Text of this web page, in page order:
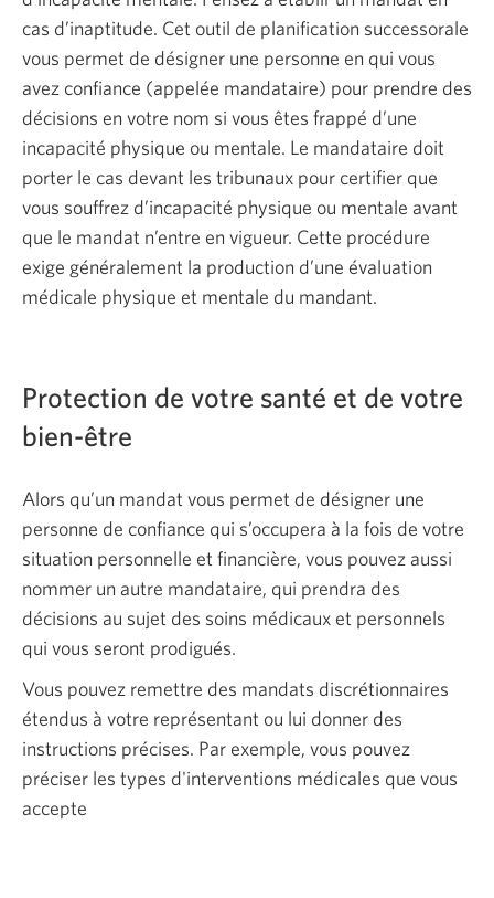
cas d’inaptitude. Cet outil de planification successorale
vous permet de désigner une personne en qui vous
avez confiance (appelée mandataire) pour prendre des
décisions en votre nom si vous êtes frappé d’une
incapacité physique ou mentale. Le mandataire doit
porter le cas devant les tribunaux pour certifier que
vous souffrez d’incapacité physique ou mentale avant
que le mandat n’entre en vigueur. Cette procédure
exige généralement la production d’une évaluation
médicale physique et mentale du mandant.
Protection de votre santé et de votre
bien-être
Alors qu’un mandat vous permet de désigner une
personne de confiance qui s’occupera à la fois de votre
situation personnelle et financière, vous pouvez aussi
nommer un autre mandataire, qui prendra des
décisions au sujet des soins médicaux et personnels
qui vous seront prodigués.
Vous pouvez remettre des mandats discrétionnaires
étendus à votre représentant ou lui donner des
instructions précises. Par exemple, vous pouvez
préciser les types d'interventions médicales que vous
accepte